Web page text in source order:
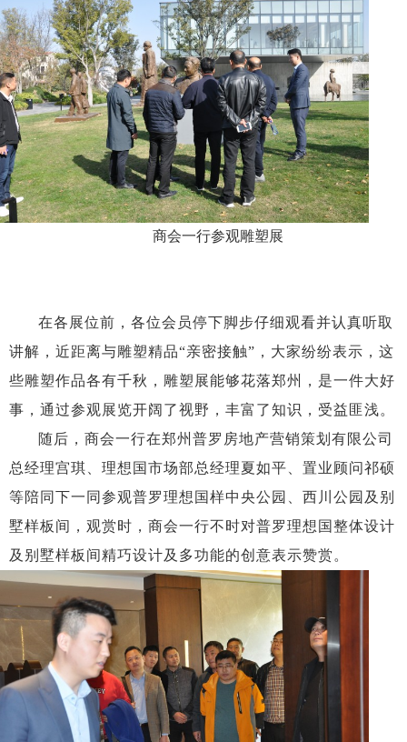
商会一行参观雕塑展
在各展位前，各位会员停下脚步仔细观看并认真听取
讲解，近距离与雕塑精品“亲密接触”，大家纷纷表示，这
些雕塑作品各有千秋，雕塑展能够花落郑州，是一件大好
事，通过参观展览开阔了视野，丰富了知识，受益匪浅。
随后，商会一行在郑州普罗房地产营销策划有限公司
总经理宫琪、理想国市场部总经理夏如平、置业顾问祁硕
等陪同下一同参观普罗理想国样中央公园、西川公园及别
墅样板间，观赏时，商会一行不时对普罗理想国整体设计
及别墅样板间精巧设计及多功能的创意表示赞赏。